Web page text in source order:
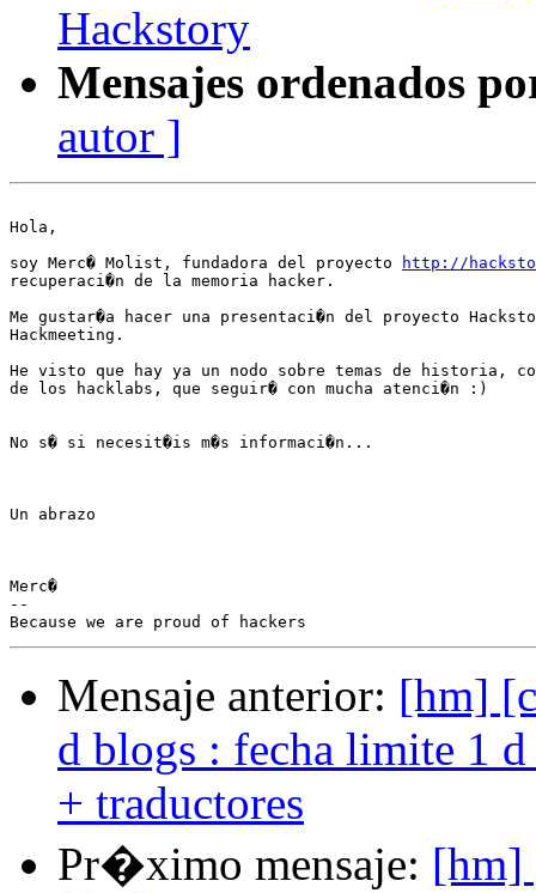
Hackstory
Mensajes ordenados
autor ]
Hola,
soy Merc� Molist, fundadora del proyecto
http://
recuperaci�n de la memoria hacker.
Me gustar�a hacer una presentaci�n del proyecto
Hackmeeting.
He visto que hay ya un nodo sobre temas de historia,
de los hacklabs, que seguir� con mucha atenci�n :)
No s� si necesit�is m�s informaci�n...
Un abrazo
Merc�
--
Mensaje anterior: [hm]
d blogs : fecha limite 1
+ traductores
Pr�ximo mensaje: [hm]